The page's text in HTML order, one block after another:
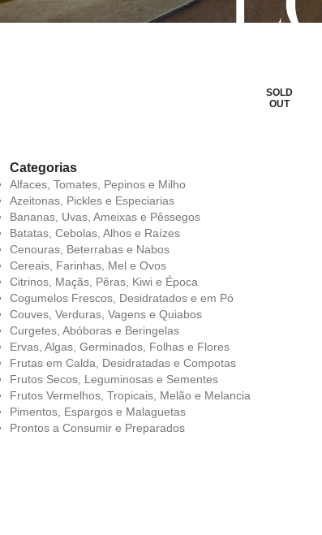
Categorias
Alfaces, Tomates, Pepinos e Milho
Azeitonas, Pickles e Especiarias
Bananas, Uvas, Ameixas e Pêssegos
Batatas, Cebolas, Alhos e Raízes
Cenouras, Beterrabas e Nabos
Cereais, Farinhas, Mel e Ovos
Citrinos, Maçãs, Pêras, Kiwi e Época
Cogumelos Frescos, Desidratados e em Pó
Couves, Verduras, Vagens e Quiabos
Curgetes, Abóboras e Beringelas
Ervas, Algas, Germinados, Folhas e Flores
Frutas em Calda, Desidratadas e Compotas
Frutos Secos, Leguminosas e Sementes
Frutos Vermelhos, Tropicais, Melão e Melancia
Pimentos, Espargos e Malaguetas
Prontos a Consumir e Preparados
SOLD
OUT